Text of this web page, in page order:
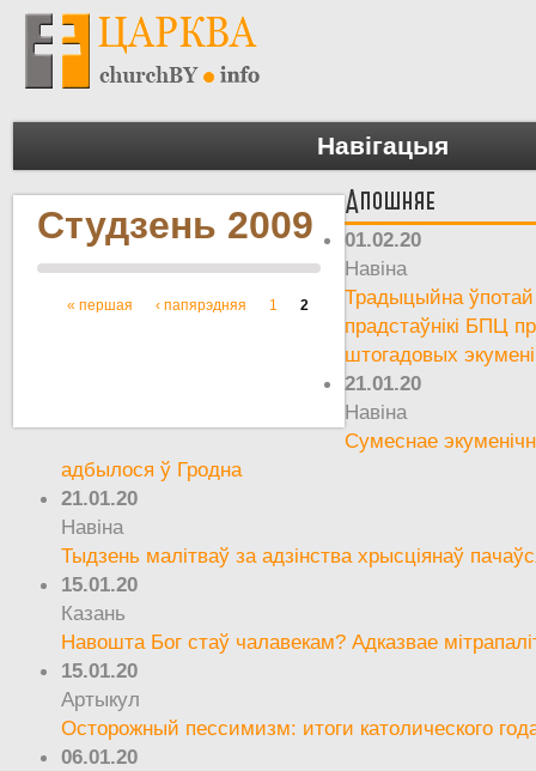
Навігацыя
Студзень 2009
Старонкі
« першая ‹ папярэдняя 1 2
Апошняе
01.02.20
Навіна
Традыцыйна ўпотай
прадстаўнікі БПЦ
штогадовых
21.01.20
Навіна
Сумеснае
адбылося ў Гродна
21.01.20
Навіна
Тыдзень малітваў за адзінства хрысціянаў
15.01.20
Казань
Навошта Бог стаў чалавекам? Адказвае
15.01.20
Артыкул
Осторожный пессимизм: итоги католического
06.01.20